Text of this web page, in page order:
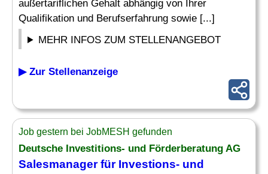
außertariflichen Gehalt abhängig von Ihrer
Qualifikation und Berufserfahrung sowie [...]
MEHR INFOS ZUM STELLENANGEBOT
▶ Zur Stellenanzeige
Job gestern bei JobMESH gefunden
Deutsche Investitions- und Förderberatung AG
Salesmanager für Investions- und